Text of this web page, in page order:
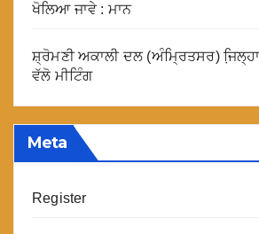
ਖੋਲਿਆ ਜਾਵੇ : ਮਾਨ
ਸ਼੍ਰੋਮਣੀ ਅਕਾਲੀ ਦਲ (ਅੰਮ੍ਰਿਤਸਰ)
ਵੱਲੋ ਮੀਟਿੰਗ
Meta
Register